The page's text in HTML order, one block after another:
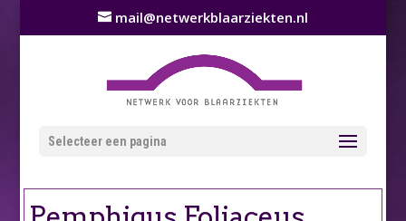
mail@netwerkblaarziekten.nl
Selecteer een pagina